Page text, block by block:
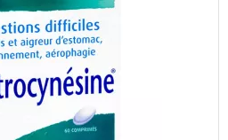
de ballonnements, d’indigestion
entérite, de turista.
toux qui entraîne un étouffement, en
accompagnant les cas de
obstructives comme